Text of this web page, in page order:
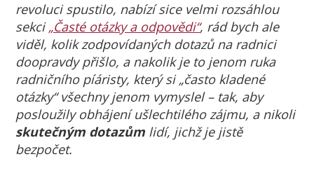
revoluci spustilo, nabízí sice velmi rozsáhlou
sekci„Časté otázky a odpovědi“, rád bych ale
viděl, kolik zodpovídaných dotazů na radnici
doopravdy přišlo, a nakolik je to jenom ruka
radničního píáristy, který si „často kladené
otázky“ všechny jenom vymyslel – tak, aby
posloužily obhájení ušlechtilého zájmu, a nikoli
skutečným dotazům lidí, jichž je jistě
bezpočet.